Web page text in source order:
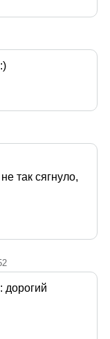
так сягнуло,
дорогий